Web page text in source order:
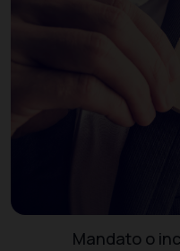
Mandato o